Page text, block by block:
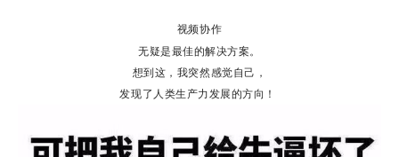
视频协作
无疑是最佳的解决方案。
想到这，我突然感觉自己，
发现了人类生产力发展的方向！